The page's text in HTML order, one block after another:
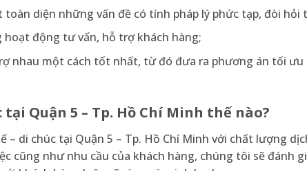
diện những vấn đề có tính pháp lý phức tạp, đòi hỏi
hoạt động tư vấn, hỗ trợ khách hàng;
nhau một cách tốt nhất, từ đó đưa ra phương án tối ưu
Quận 5 – Tp. Hồ Chí Minh thế nào?
– di chúc tại Quận 5 – Tp. Hồ Chí Minh với chất lượng
cũng như nhu cầu của khách hàng, chúng tôi sẽ đánh